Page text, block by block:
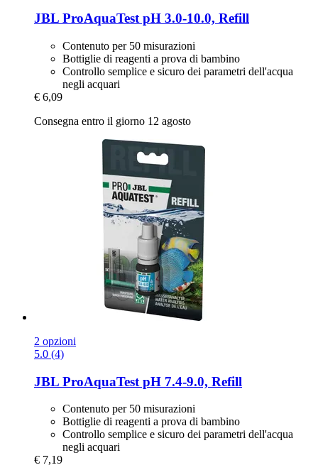
JBL ProAquaTest pH 3.0-​10.0, Refill
Contenuto per 50 misurazioni
Bottiglie di reagenti a prova di bambino
Controllo semplice e sicuro dei parametri dell'acqua
negli acquari
€ 6,09
Consegna entro il giorno 12 agosto
2 opzioni
5.0 (4)
JBL ProAquaTest pH 7.4-​9.0, Refill
Contenuto per 50 misurazioni
Bottiglie di reagenti a prova di bambino
Controllo semplice e sicuro dei parametri dell'acqua
negli acquari
€ 7,19